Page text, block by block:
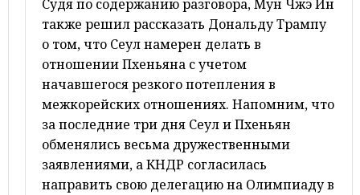
Судя по содержанию разговора, Мун Чжэ Ин
также решил рассказать Дональду Трампу
о том, что Сеул намерен делать в
отношении Пхеньяна с учетом
начавшегося резкого потепления в
межкорейских отношениях. Напомним, что
за последние три дня Сеул и Пхеньян
обменялись весьма дружественными
заявлениями, а КНДР согласилась
направить свою делегацию на Олимпиаду в